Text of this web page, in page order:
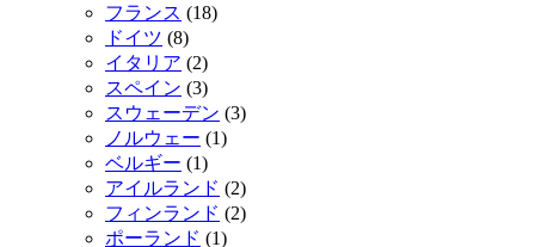
フランス (18)
ドイツ (8)
イタリア (2)
スペイン (3)
スウェーデン (3)
ノルウェー (1)
ベルギー (1)
アイルランド (2)
フィンランド (2)
ポーランド (1)